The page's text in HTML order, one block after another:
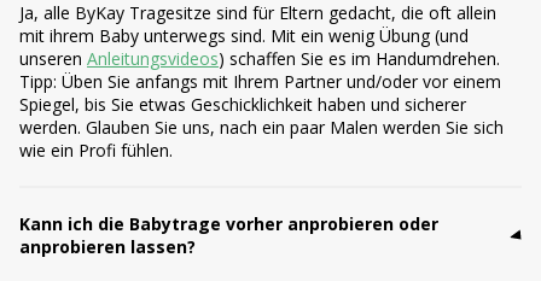
Ja, alle ByKay Tragesitze sind für Eltern gedacht, die oft allein
mit ihrem Baby unterwegs sind. Mit ein wenig Übung (und
unseren Anleitungsvideos) schaffen Sie es im Handumdrehen.
Tipp: Üben Sie anfangs mit Ihrem Partner und/oder vor einem
Spiegel, bis Sie etwas Geschicklichkeit haben und sicherer
werden. Glauben Sie uns, nach ein paar Malen werden Sie sich
wie ein Profi fühlen.
Kann ich die Babytrage vorher anprobieren oder
anprobieren lassen?